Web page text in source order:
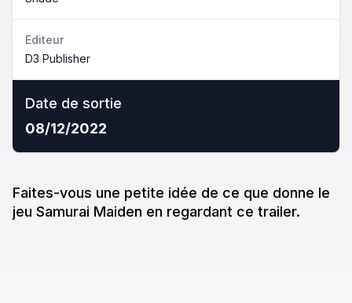
Editeur
D3 Publisher
Date de sortie
08/12/2022
Faites-vous une petite idée de ce que donne le
jeu Samurai Maiden en regardant ce trailer.